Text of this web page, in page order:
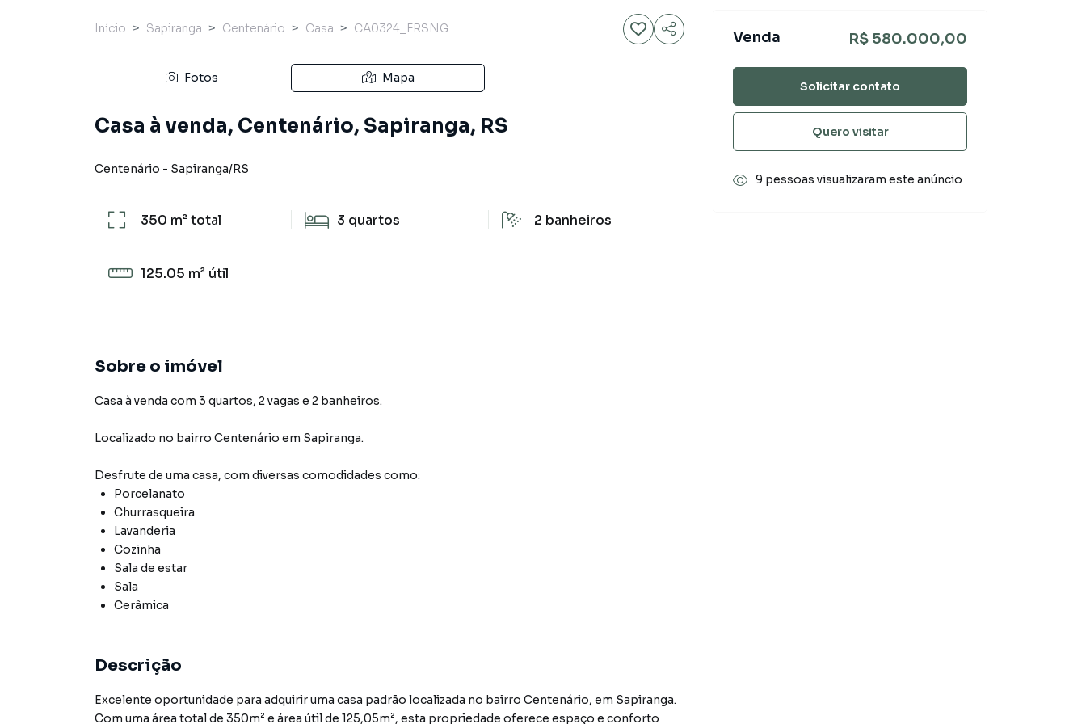
Início Sapiranga Centenário Casa CA0324_FRSNG
Fotos Mapa
Casa à venda, Centenário, Sapiranga, RS
Centenário - Sapiranga/RS
350 m²total 3 quartos 2 banheiros
125.05 m² útil
Sobre o imóvel
Casa à venda com 3 quartos, 2 vagas e 2 banheiros.
Localizado no bairro Centenário em Sapiranga.
Desfrute de uma casa, com diversas comodidades como:
Porcelanato
Churrasqueira
Lavanderia
Cozinha
Sala de estar
Sala
Cerâmica
Descrição
Excelente oportunidade para adquirir uma casa padrão localizada no bairro Centenário, em Sapiranga.
Com uma área total de 350m² e área útil de 125,05m², esta propriedade oferece espaço e conforto
Venda R$ 580.000,00
Solicitar contato
Quero visitar
9 pessoas visualizaram este anúncio